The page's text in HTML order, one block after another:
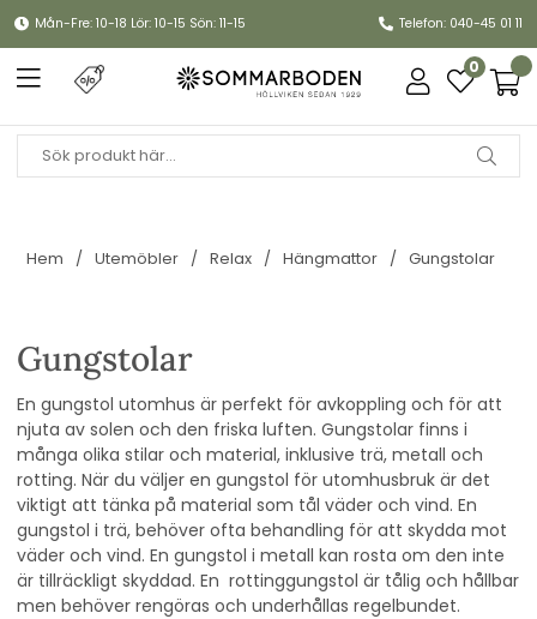
Mån-Fre: 10-18 Lör: 10-15 Sön: 11-15 Telefon: 040-45 01 11
0
Hem Utemöbler Relax Hängmattor Gungstolar
Gungstolar
En gungstol utomhus är perfekt för avkoppling och för att
njuta av solen och den friska luften. Gungstolar finns i
många olika stilar och material, inklusive trä, metall och
rotting. När du väljer en gungstol för utomhusbruk är det
viktigt att tänka på material som tål väder och vind. En
gungstol i trä, behöver ofta behandling för att skydda mot
väder och vind. En gungstol i metall kan rosta om den inte
är tillräckligt skyddad. En rottinggungstol är tålig och hållbar
men behöver rengöras och underhållas regelbundet.